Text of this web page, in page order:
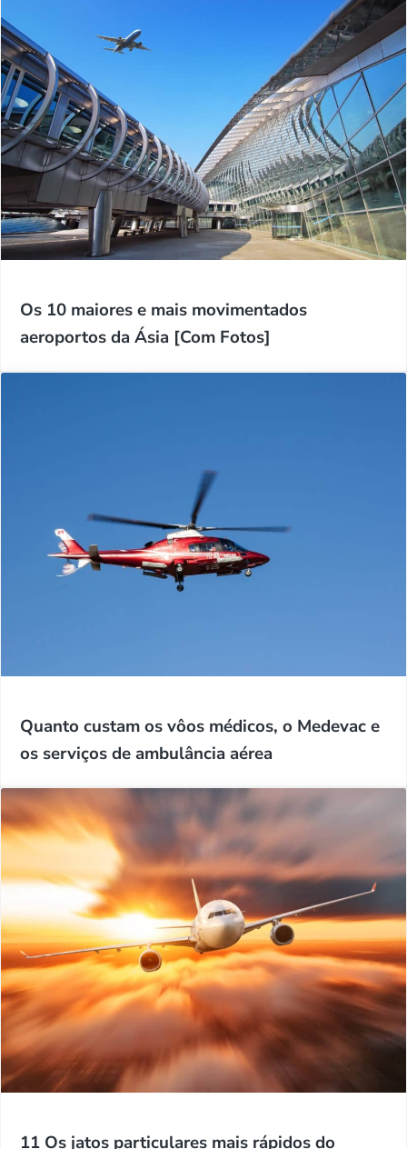
Os 10 maiores e mais movimentados
aeroportos da Ásia [Com Fotos]
Quanto custam os vôos médicos, o Medevac e
os serviços de ambulância aérea
11 Os jatos particulares mais rápidos do